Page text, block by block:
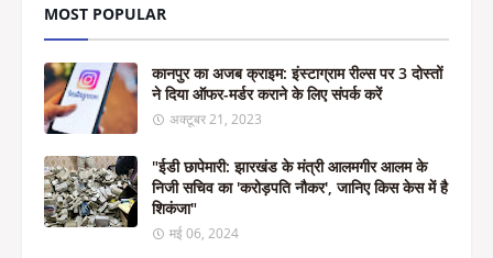
MOST POPULAR
कानपुर का अजब क्राइम: इंस्टाग्राम रील्स पर 3 दोस्तों
ने दिया ऑफर-मर्डर कराने के लिए संपर्क करें
अक्टूबर 21, 2023
"ईडी छापेमारी: झारखंड के मंत्री आलमगीर आलम के
निजी सचिव का 'करोड़पति नौकर', जानिए किस केस में है
शिकंजा"
मई 06, 2024